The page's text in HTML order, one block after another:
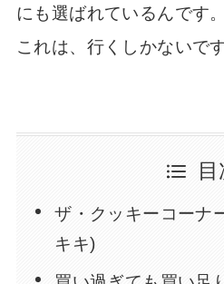
にも選ばれているんです。
これは、行くしかないで
目
ザ・クッキーコーナ
キキ)